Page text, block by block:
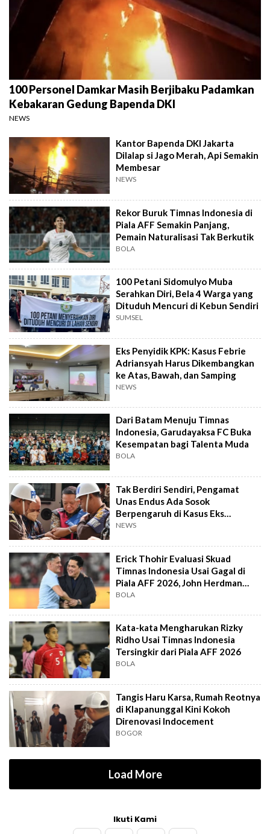
100 Personel Damkar Masih Berjibaku Padamkan
Kebakaran Gedung Bapenda DKI
NEWS
Kantor Bapenda DKI Jakarta
Dilalap si Jago Merah, Api Semakin
Membesar
NEWS
Rekor Buruk Timnas Indonesia di
Piala AFF Semakin Panjang,
Pemain Naturalisasi Tak Berkutik
BOLA
100 Petani Sidomulyo Muba
Serahkan Diri, Bela 4 Warga yang
Dituduh Mencuri di Kebun Sendiri
SUMSEL
Eks Penyidik KPK: Kasus Febrie
Adriansyah Harus Dikembangkan
ke Atas, Bawah, dan Samping
NEWS
Dari Batam Menuju Timnas
Indonesia, Garudayaksa FC Buka
Kesempatan bagi Talenta Muda
BOLA
Tak Berdiri Sendiri, Pengamat
Unas Endus Ada Sosok
Berpengaruh di Kasus Eks
Jampidsus
NEWS
Erick Thohir Evaluasi Skuad
Timnas Indonesia Usai Gagal di
Piala AFF 2026, John Herdman
Out?
BOLA
Kata-kata Mengharukan Rizky
Ridho Usai Timnas Indonesia
Tersingkir dari Piala AFF 2026
BOLA
Tangis Haru Karsa, Rumah Reotnya
di Klapanunggal Kini Kokoh
Direnovasi Indocement
BOGOR
Load More
Ikuti Kami